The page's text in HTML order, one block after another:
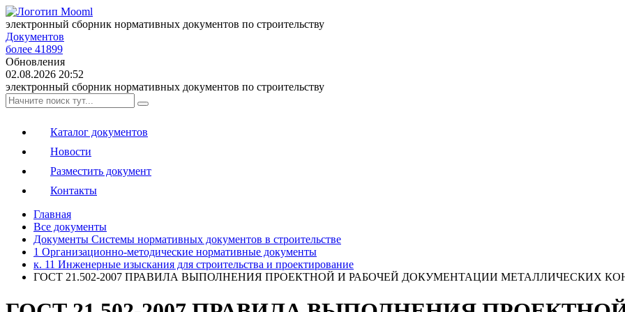
электронный сборник нормативных документов по строительству
Документов
более 41899
Обновления
02.08.2026 20:52
электронный сборник нормативных документов по строительству
Каталог документов
Новости
Разместить документ
Контакты
Главная
Все документы
Документы Системы нормативных документов в строительстве
1 Организационно-методические нормативные документы
к. 11 Инженерные изыскания для строительства и проектирование
ГОСТ 21.502-2007 ПРАВИЛА ВЫПОЛНЕНИЯ ПРОЕКТНОЙ И РАБОЧЕЙ ДОКУМЕНТАЦИИ МЕТАЛЛИЧЕСКИХ